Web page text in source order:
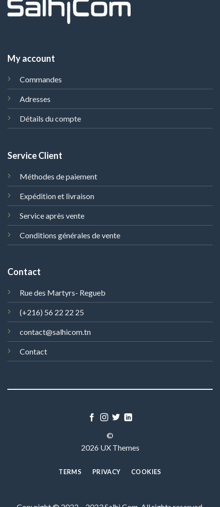
My account
Commandes
Adresses
Détails du compte
Service Client
Méthodes de paiement
Expédition et livraison
Service après vente
Conditions générales de vente
Contact
Rue des Martyrs- Regueb
(+216) 56 22 22 25
contact@salhicom.tn
Contact
©
2026 UX Themes
TERMS PRIVACY COOKIES